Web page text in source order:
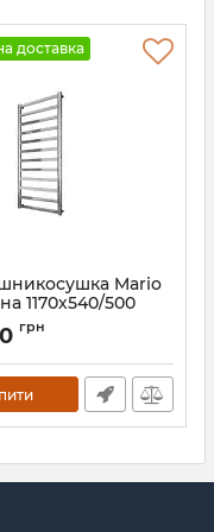
доставка
Mario
1170х540/500
ST
грн